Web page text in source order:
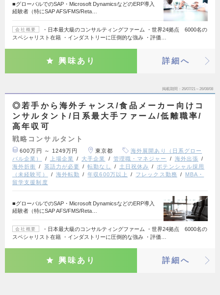
■グローバルでのSAP・Microsoft DynamicsなどのERP導入
経験者（特にSAP AFS/FMS/Reta…
会社概要
・日本最大級のコンサルティングファーム ・世界24拠点 6000名の
スペシャリスト在籍 ・インダストリーに圧倒的な強み ・評価…
興味あり 詳細へ
掲載期間 26/07/21～26/08/08
◎若手から海外チャンス/食品メーカー向けコ
ンサルタント/日系最大手ファーム/低離職率/
高年収可
戦略コンサルタント
600万円 ～ 1249万円 東京都
海外展開あり（日系グロー
バル企業）
上場企業 大手企業 管理職・マネジャー
海外出張
海外折衝
英語力が必要 転勤なし 土日祝休み
ポテンシャル採用
（未経験可）
海外転勤 年収600万以上 フレックス勤務
MBA・
留学支援制度
■グローバルでのSAP・Microsoft DynamicsなどのERP導入
経験者（特にSAP AFS/FMS/Reta…
会社概要
・日本最大級のコンサルティングファーム ・世界24拠点 6000名の
スペシャリスト在籍 ・インダストリーに圧倒的な強み ・評価…
興味あり 詳細へ